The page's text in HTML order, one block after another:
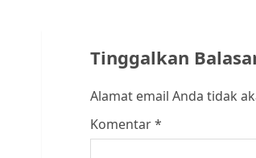
Tinggalkan
Alamat email Anda tidak
Komentar*